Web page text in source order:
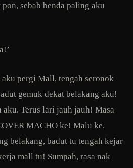
sebab benda paling aku
pergi Mall, tengah seronok
gemuk dekat belakang aku!
Terus lari jauh jauh! Masa
MACHO ke! Malu ke.
belakang, badut tu tengah kejar
mall tu! Sumpah, rasa nak